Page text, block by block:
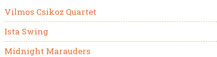
Vilmos Csikoz Quartet
Ista Swing
Midnight Marauders